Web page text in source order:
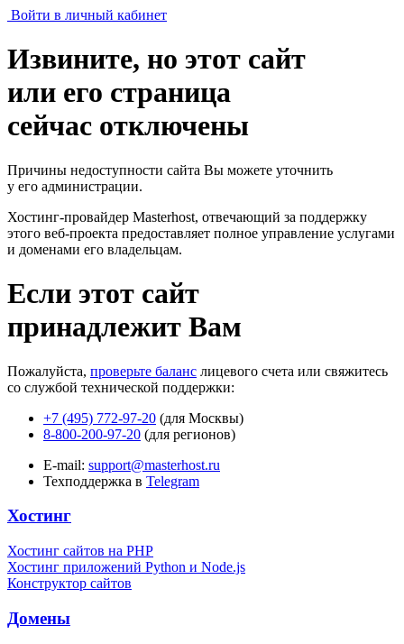
Войти в личный кабинет
Извините, но этот сайт
или его страница
сейчас отключены
Причины недоступности сайта Вы можете уточнить
у его администрации.
Хостинг-провайдер Masterhost, отвечающий за поддержку
этого веб-проекта предоставляет полное управление услугами
и доменами его владельцам.
Если этот сайт
принадлежит Вам
Пожалуйста, проверьте баланс лицевого счета или свяжитесь
со службой технической поддержки:
+7 (495) 772-97-20 (для Москвы)
8-800-200-97-20 (для регионов)
E-mail: support@masterhost.ru
Техподдержка в Telegram
Хостинг
Хостинг сайтов на PHP
Хостинг приложений Python и Node.js
Конструктор сайтов
Домены